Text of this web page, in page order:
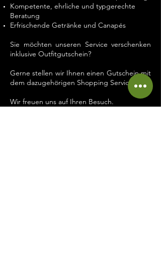
Kompetente, ehrliche und typgerechte
Beratung
Erfrischende Getränke und Canapés
Sie möchten unseren Service verschenken
inklusive Outfitgutschein?
Gerne stellen wir Ihnen einen Gutschein mit
dem dazugehörigen Shopping Service aus.
Wir freuen uns auf Ihren Besuch.